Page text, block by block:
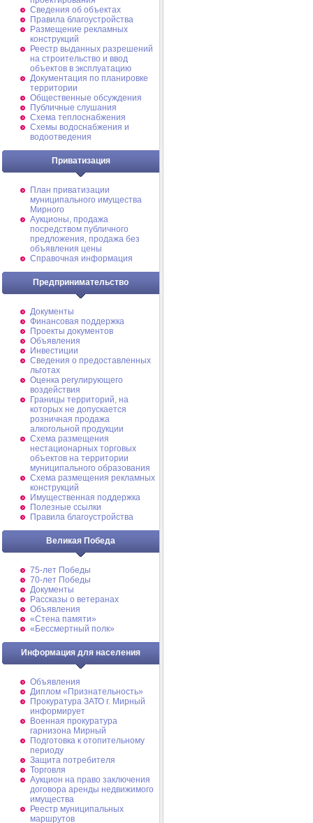
Сведения об объектах
Правила благоустройства
Размещение рекламных
конструкций
Реестр выданных разрешений
на строительство и ввод
объектов в эксплуатацию
Документация по планировке
территории
Общественные обсуждения
Публичные слушания
Схема теплоснабжения
Схемы водоснабжения и
водоотведения
Приватизация
План приватизации
муниципального имущества
Мирного
Аукционы, продажа
посредством публичного
предложения, продажа без
объявления цены
Справочная информация
Предпринимательство
Документы
Финансовая поддержка
Проекты документов
Объявления
Инвестиции
Сведения о предоставленных
льготах
Оценка регулирующего
воздействия
Границы территорий, на
которых не допускается
розничная продажа
алкогольной продукции
Схема размещения
нестационарных торговых
объектов на территории
муниципального образования
Схема размещения рекламных
конструкций
Имущественная поддержка
Полезные ссылки
Правила благоустройства
Великая Победа
75-лет Победы
70-лет Победы
Документы
Рассказы о ветеранах
Объявления
«Стена памяти»
«Бессмертный полк»
Информация для населения
Объявления
Диплом «Признательность»
Прокуратура ЗАТО г. Мирный
информирует
Военная прокуратура
гарнизона Мирный
Подготовка к отопительному
периоду
Защита потребителя
Торговля
Аукцион на право заключения
договора аренды недвижимого
имущества
Реестр муниципальных
маршрутов